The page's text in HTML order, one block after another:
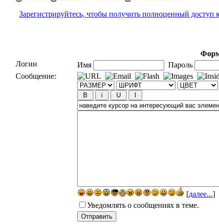
Зарегистрируйтесь, чтобы получить полноценный доступ
Логин
Имя
Пароль
Сообщение:
[далее...]
Уведомлять о сообщениях в теме.